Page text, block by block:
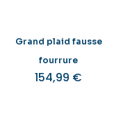
Grand plaid fausse
fourrure
154,99 €